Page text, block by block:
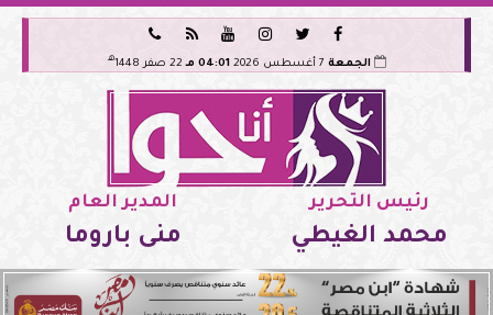






الجمعة 04:01 مـ 22 صفر 1448 هـ
رئيس التحرير
محمد الغيطي
المدير العام
منى باروما